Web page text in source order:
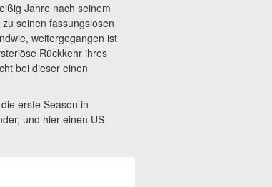
Jahre nach seinem
seinen fassungslosen
weitergegangen ist
Rückkehr ihres
bei dieser einen
erste Season in
und hier einen US-